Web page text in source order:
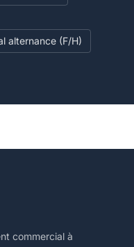
alternance (F/H)
commercial à